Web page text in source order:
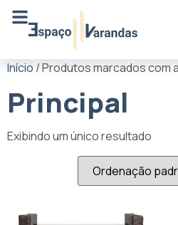
Início / Produtos marcados com
Principal
Exibindo um único resultado